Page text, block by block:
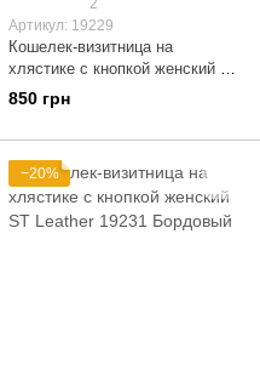
2
Артикул: 19229
Кошелек-визитница на
хлястике с кнопкой женский ST
Leather 19229 Зеленый
850 грн
−20%